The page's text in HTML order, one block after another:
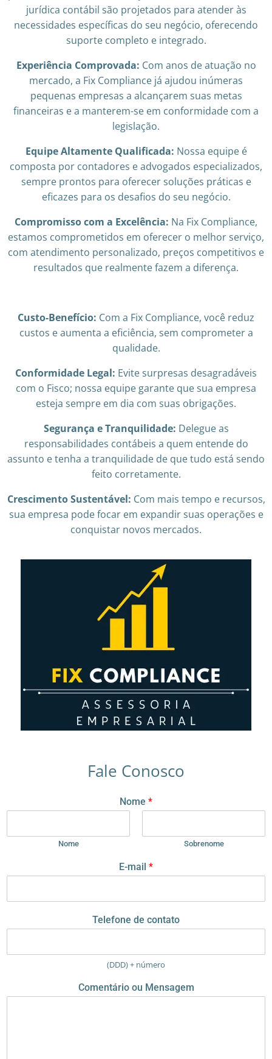
jurídica contábil são projetados para atender às
necessidades específicas do seu negócio, oferecendo
suporte completo e integrado.
Experiência Comprovada: Com anos de atuação no
mercado, a Fix Compliance já ajudou inúmeras
pequenas empresas a alcançarem suas metas
financeiras e a manterem-se em conformidade com a
legislação.
Equipe Altamente Qualificada: Nossa equipe é
composta por contadores e advogados especializados,
sempre prontos para oferecer soluções práticas e
eficazes para os desafios do seu negócio.
Compromisso com a Excelência: Na Fix Compliance,
estamos comprometidos em oferecer o melhor serviço,
com atendimento personalizado, preços competitivos e
resultados que realmente fazem a diferença.
Custo-Benefício: Com a Fix Compliance, você reduz
custos e aumenta a eficiência, sem comprometer a
qualidade.
Conformidade Legal: Evite surpresas desagradáveis
com o Fisco; nossa equipe garante que sua empresa
esteja sempre em dia com suas obrigações.
Segurança e Tranquilidade: Delegue as
responsabilidades contábeis a quem entende do
assunto e tenha a tranquilidade de que tudo está sendo
feito corretamente.
Crescimento Sustentável: Com mais tempo e recursos,
sua empresa pode focar em expandir suas operações e
conquistar novos mercados.
Fale Conosco
Nome *
Nome Sobrenome
E-mail *
d
e
n
a
g
Telefone de contato
(DDD) + número
Comentário ou Mensagem